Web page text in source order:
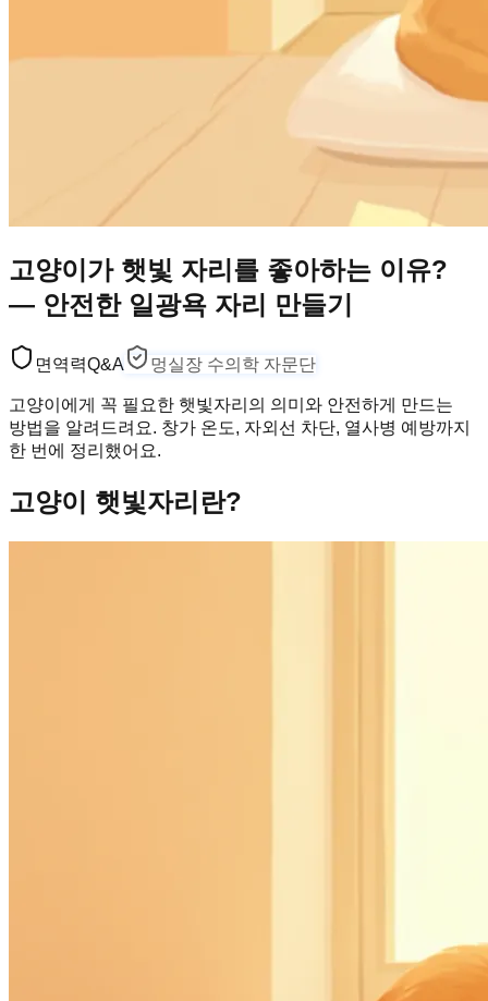
고양이가 햇빛 자리를 좋아하는 이유?
— 안전한 일광욕 자리 만들기
면역력Q&A 멍실장 수의학 자문단
고양이에게 꼭 필요한 햇빛자리의 의미와 안전하게 만드는
방법을 알려드려요. 창가 온도, 자외선 차단, 열사병 예방까지
한 번에 정리했어요.
고양이 햇빛자리란?